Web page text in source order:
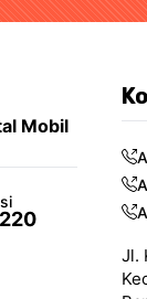
Mobil
Jl.